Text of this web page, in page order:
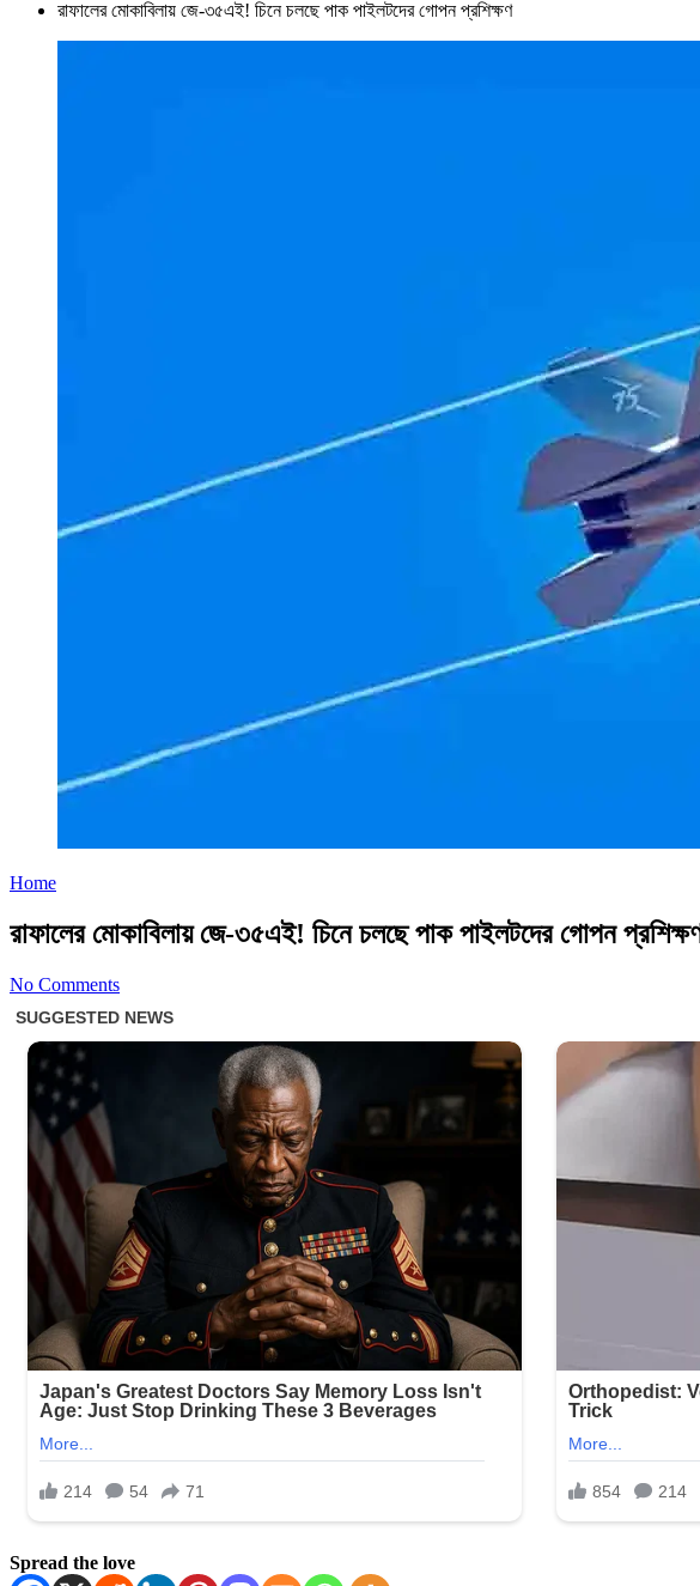
রাফালের মোকাবিলায় জে-৩৫এই! চিনে চলছে পাক পাইলটদের গোপন প্রশিক্ষণ
Home
রাফালের মোকাবিলায় জে-৩৫এই! চিনে চলছে পাক পাইলটদের গোপন
No Comments
Spread the love